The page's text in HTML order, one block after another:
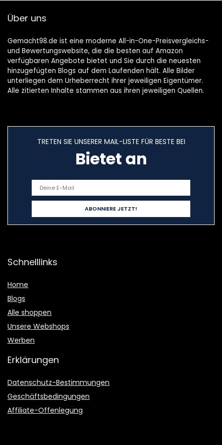
Über uns
Gemacht98.de ist eine moderne All-in-One-Preisvergleichs-
und Bewertungswebsite, die die besten auf Amazon
verfügbaren Angebote bietet und Sie durch die neuesten
hinzugefügten Blogs auf dem Laufenden hält. Alle Bilder
unterliegen dem Urheberrecht ihrer jeweiligen Eigentümer.
Alle zitierten Inhalte stammen aus ihren jeweiligen Quellen.
TRETEN SIE UNSERER MAIL-LISTE FÜR BESTE BEI
Bietet an
Schnelllinks
Home
Blogs
Alle shoppen
Unsere Webshops
Werben
Erklärungen
Datenschutz-Bestimmungen
Geschäftsbedingungen
Affiliate-Offenlegung